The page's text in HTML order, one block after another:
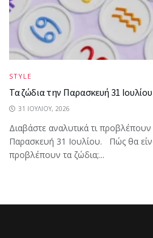
STYLE
Τα ζώδια την Παρασκευή 31 Ιουλίου
31 ΙΟΥΛΊΟΥ, 2026
Διαβάστε αναλυτικά τι προβλέπουν
Παρασκευή 31 Ιουλίου. Πώς θα
προβλέπουν τα ζώδια;...